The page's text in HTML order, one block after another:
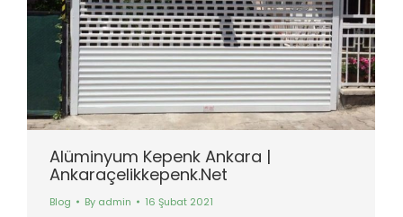
Alüminyum Kepenk Ankara |
Ankaraçelikkepenk.Net
Blog By admin 16 Şubat 2021